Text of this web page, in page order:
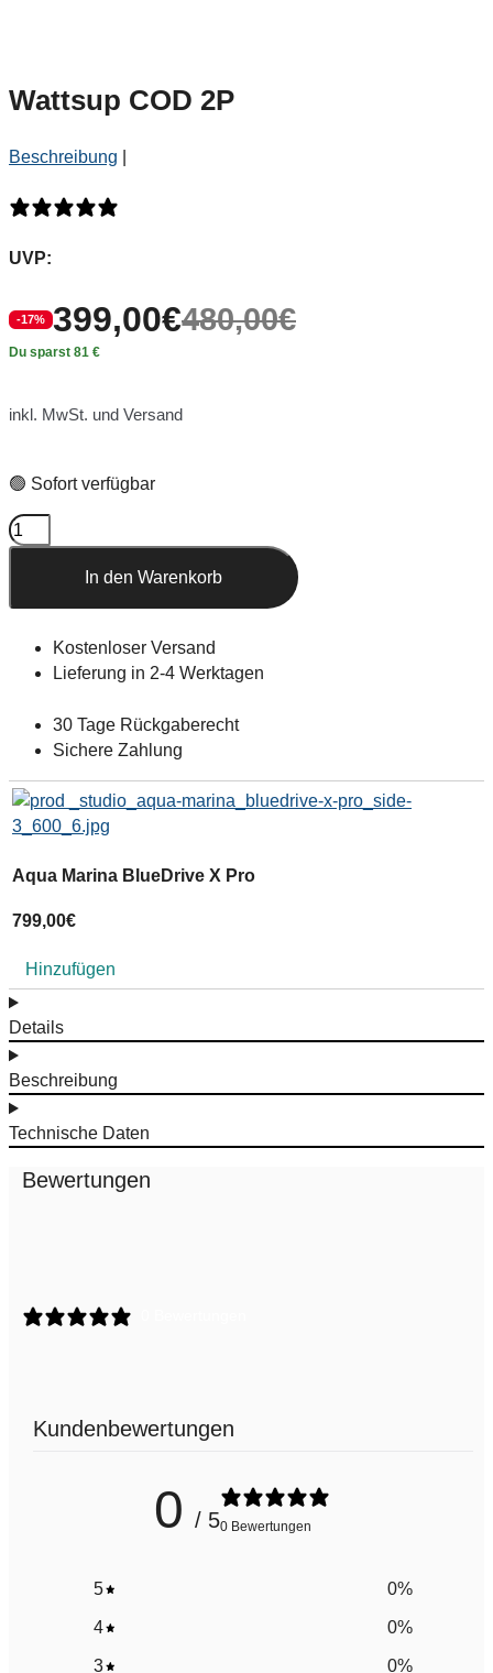
Wattsup COD 2P
Beschreibung
UVP:
-17% 480,00€
399,00€
Du sparst 81 €
inkl. MwSt. und Versand
🟢 Sofort verfügbar
In den Warenkorb
Kostenloser Versand
Lieferung in 2-4 Werktagen
30 Tage Rückgaberecht
Sichere Zahlung
Aqua Marina BlueDrive X Pro
799,00€
Hinzufügen
Details
Beschreibung
Technische Daten
Bewertungen
Kundenbewertungen
0 / 50 Bewertungen
5 0%
4 0%
3 0%